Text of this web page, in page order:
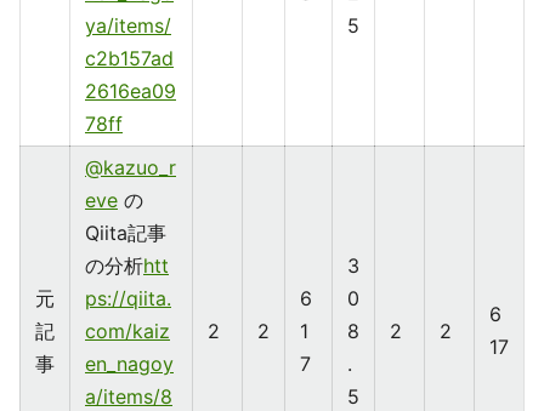
ya/items/
c2b157ad
2616ea09
78ff
5
元
記
事
@kazuo_r
eve の
Qiita記事
の分析htt
ps://qiita.
com/kaiz
en_nagoy
a/items/8
2 2
6
1
7
3
0
8
.
5
2 2
6
17